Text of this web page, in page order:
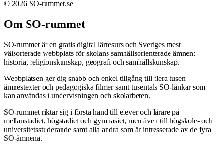
© 2026 SO-rummet.se
Om SO-rummet
SO-rummet är en gratis digital lärresurs och Sveriges mest
välsorterade webbplats för skolans samhällsorienterade ämnen:
historia, religionskunskap, geografi och samhällskunskap.
Webbplatsen ger dig snabb och enkel tillgång till flera tusen
ämnestexter och pedagogiska filmer samt tusentals SO-länkar som
kan användas i undervisningen och skolarbeten.
SO-rummet riktar sig i första hand till elever och lärare på
mellanstadiet, högstadiet och gymnasiet, men även till högskole- och
universitetsstuderande samt alla andra som är intresserade av de fyra
SO-ämnena.